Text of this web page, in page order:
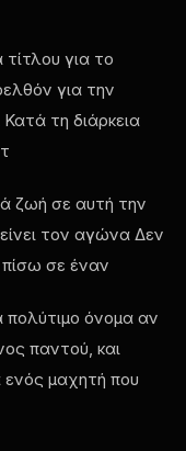
τίτλου για το
για την
τη διάρκεια
ζωή σε αυτή την
τον αγώνα Δεν
πίσω σε έναν
πολύτιμο όνομα αν
παντού, και
ενός μαχητή που